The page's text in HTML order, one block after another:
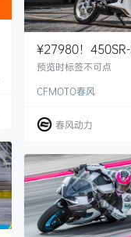
¥27980！
战斗涂装，现已登
预览时标签不可点
CFMOTO春风
春风动力